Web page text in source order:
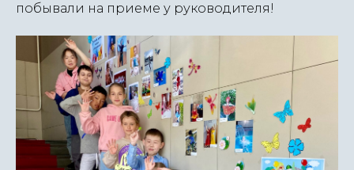
побывали на приеме у руководителя!